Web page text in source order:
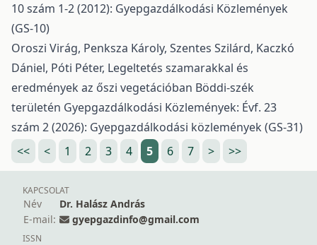
10 szám 1-2 (2012): Gyepgazdálkodási Közlemények
(GS-10)
Oroszi Virág, Penksza Károly, Szentes Szilárd, Kaczkó
Dániel, Póti Péter, Legeltetés szamarakkal és
eredmények az őszi vegetációban Böddi-szék
területén Gyepgazdálkodási Közlemények: Évf. 23
szám 2 (2026): Gyepgazdálkodási közlemények (GS-31)
<<
< 1 2 3 4 5 6 7 > >>
KAPCSOLAT
Név
Dr. Halász András
E-mail:
gyepgazdinfo@gmail.com
ISSN